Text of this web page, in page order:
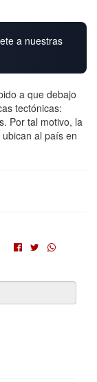
a nuestras
a que debajo
tectónicas:
Por tal motivo, la
al país en